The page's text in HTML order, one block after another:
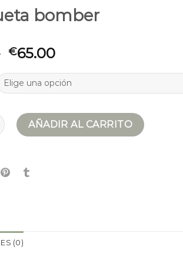
bomber
€65.00
cantidad
AÑADIR AL CARRITO
(0)